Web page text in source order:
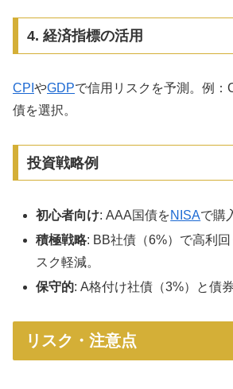
4. 経済指標の活用
CPI やGDPで信用リスクを予測。例：
債を選択。
投資戦略例
初心者向け: AAA国債をNISAで購
積極戦略: BB社債（6%）で高利
スク軽減。
保守的: A格付け社債（3%）と債
リスク・注意点